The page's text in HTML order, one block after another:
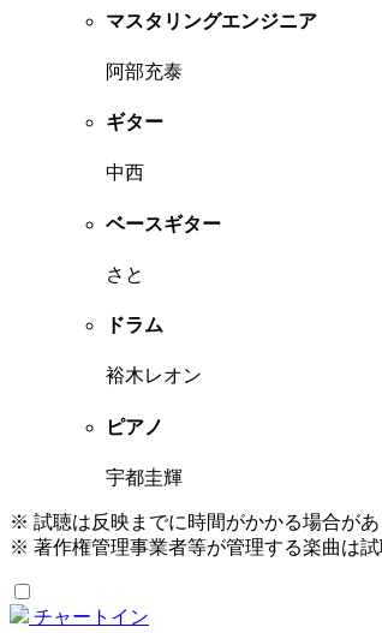
マスタリングエンジニア
阿部充泰
ギター
中西
ベースギター
さと
ドラム
裕木レオン
ピアノ
宇都圭輝
※ 試聴は反映までに時間がかかる場合があ
※ 著作権管理事業者等が管理する楽曲は試
チャートイン